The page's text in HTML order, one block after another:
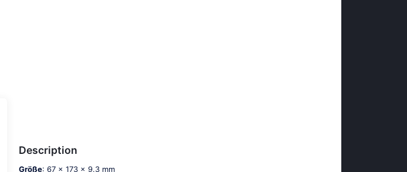
Description
Größe: 67 x 173 x 9.3 mm